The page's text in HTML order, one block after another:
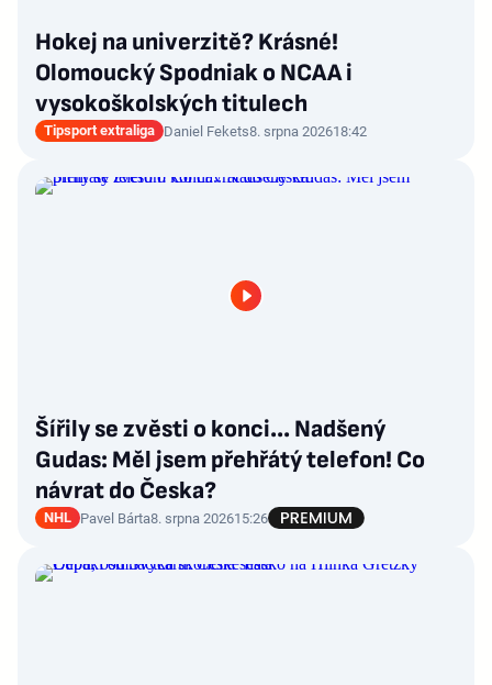
Hokej na univerzitě? Krásné!
Olomoucký Spodniak o NCAA i
vysokoškolských titulech
Tipsport extraliga Daniel Fekets8. srpna 202618:42
Šířily se zvěsti o konci... Nadšený
Gudas: Měl jsem přehřátý telefon! Co
návrat do Česka?
NHL Pavel Bárta8. srpna 202615:26